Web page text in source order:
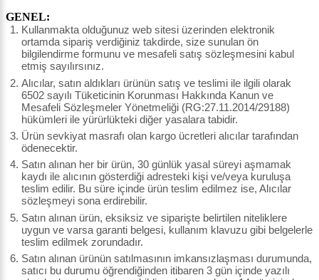
GENEL:
Kullanmakta olduğunuz web sitesi üzerinden elektronik
ortamda sipariş verdiğiniz takdirde, size sunulan ön
bilgilendirme formunu ve mesafeli satış sözleşmesini kabul
etmiş sayılırsınız.
Alıcılar, satın aldıkları ürünün satış ve teslimi ile ilgili olarak
6502 sayılı Tüketicinin Korunması Hakkında Kanun ve
Mesafeli Sözleşmeler Yönetmeliği (RG:27.11.2014/29188)
hükümleri ile yürürlükteki diğer yasalara tabidir.
Ürün sevkiyat masrafı olan kargo ücretleri alıcılar tarafından
ödenecektir.
Satın alınan her bir ürün, 30 günlük yasal süreyi aşmamak
kaydı ile alıcının gösterdiği adresteki kişi ve/veya kuruluşa
teslim edilir. Bu süre içinde ürün teslim edilmez ise, Alıcılar
sözleşmeyi sona erdirebilir.
Satın alınan ürün, eksiksiz ve siparişte belirtilen niteliklere
uygun ve varsa garanti belgesi, kullanım klavuzu gibi belgelerle
teslim edilmek zorundadır.
Satın alınan ürünün satılmasının imkansızlaşması durumunda,
satıcı bu durumu öğrendiğinden itibaren 3 gün içinde yazılı